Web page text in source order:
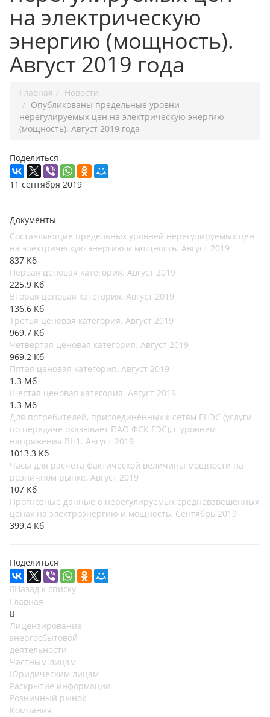
на электрическую
энергию (мощность).
Август 2019 года
Главная
Новости
Опубликованы предельные уровни
нерегулируемых цен на электрическую энергию
(мощность). Август 2019 года
Поделиться
11 сентября 2019
Документы
Составляющие предельных уровней нерегулируемых цен
на электрическую энергию и мощность. Август 2019
837 Кб
Первая ценовая категория. Август 2019
225.9 Кб
Вторая ценовая категория. Август 2019
136.6 Кб
Третья ценовая категория. Август 2019
969.7 Кб
Четвёртая ценовая категория. Август 2019
969.2 Кб
Пятая ценовая категория. Август 2019
1.3 Мб
Шестая ценовая категория. Август 2019
1.3 Мб
Для потребителей, присоединённых к сетям ЕНЭС (услуги
по передаче оказывает ПАО ФСК ЕЭС), с уровнем
напряжения ВН1. Август 2019
1013.3 Кб
Часы для расчета фактической величины мощности на
розничном рынке. Август 2019
107 Кб
Прогнозные данные о нерегулируемых средневзвешенных
ценах на электроэнергию и мощность. Сентябрь 2019
399.4 Кб
Поделиться
Назад к списку
Главная
Лицензирование
энергосбытовой
деятельности
Частным лицам
Юридическим лицам
Раскрытие информации
Розничный рынок
Компания